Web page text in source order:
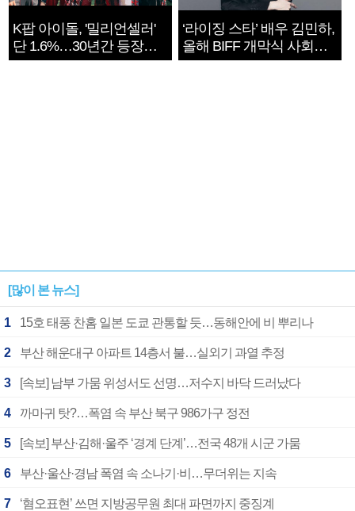
K팝 아이돌, '밀리언셀러'
단 1.6%…30년간 등장
1182개팀 전수조사
‘라이징 스타’ 배우 김민하,
올해 BIFF 개막식 사회자
확정
[많이 본 뉴스]
1 15호 태풍 찬홈 일본 도쿄 관통할 듯…동해안에 비 뿌리나
2 부산 해운대구 아파트 14층서 불…실외기 과열 추정
3 [속보] 남부 가뭄 위성서도 선명…저수지 바닥 드러났다
4 까마귀 탓?…폭염 속 부산 북구 986가구 정전
5 [속보] 부산·김해·울주 ‘경계 단계’…전국 48개 시군 가뭄
6 부산·울산·경남 폭염 속 소나기·비…무더위는 지속
7 ‘혐오표현’ 쓰면 지방공무원 최대 파면까지 중징계